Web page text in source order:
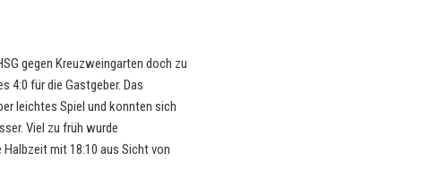
gegen Kreuzweingarten doch zu
4:0 für die Gastgeber. Das
leichtes Spiel und konnten sich
Viel zu früh wurde
mit 18:10 aus Sicht von